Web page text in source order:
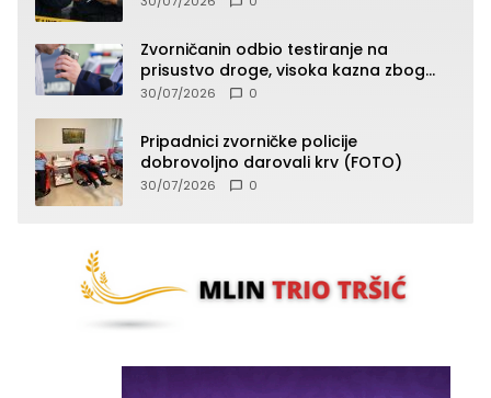
Zvorničanin odbio testiranje na
prisustvo droge, visoka kazna zbog
kršenja Zakona o osnovama
30/07/2026 0
Pripadnici zvorničke policije
dobrovoljno darovali krv (FOTO)
30/07/2026 0